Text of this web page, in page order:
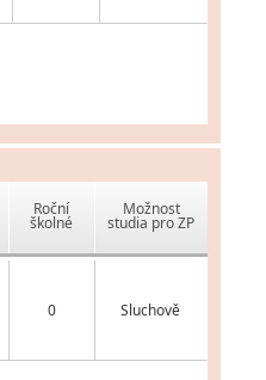
Roční
školné
Možnost
studia pro ZP
0 Sluchově